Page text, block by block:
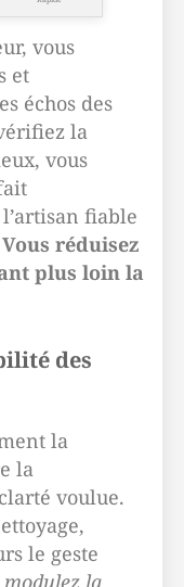
vous
et
échos des
la
vous
fiable
Vous réduisez
plus loin la
des
la
la
voulue.
le geste
modulez la